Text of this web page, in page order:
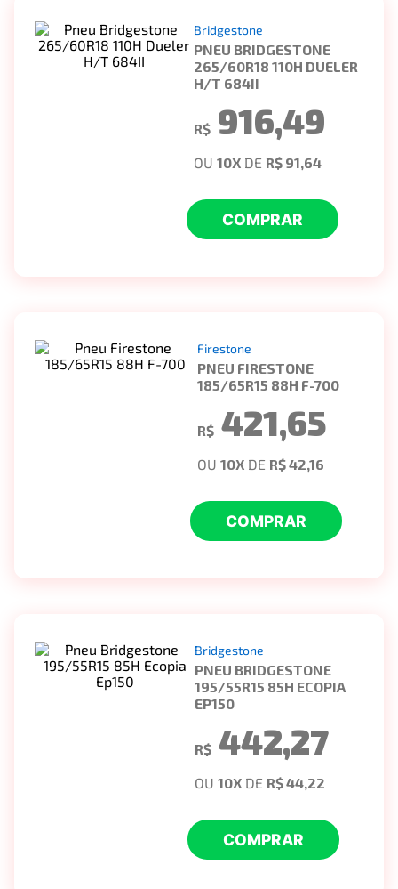
Bridgestone
PNEU BRIDGESTONE
265/60R18 110H DUELER
H/T 684II
R$ 916,49
OU 10XDE R$ 91,64
COMPRAR
Firestone
PNEU FIRESTONE
185/65R15 88H F-700
R$ 421,65
OU 10XDE R$ 42,16
COMPRAR
Bridgestone
PNEU BRIDGESTONE
195/55R15 85H ECOPIA
EP150
R$ 442,27
OU10X DE R$ 44,22
COMPRAR